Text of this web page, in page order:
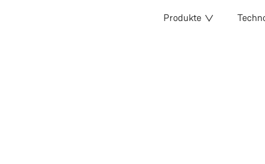
Produkte